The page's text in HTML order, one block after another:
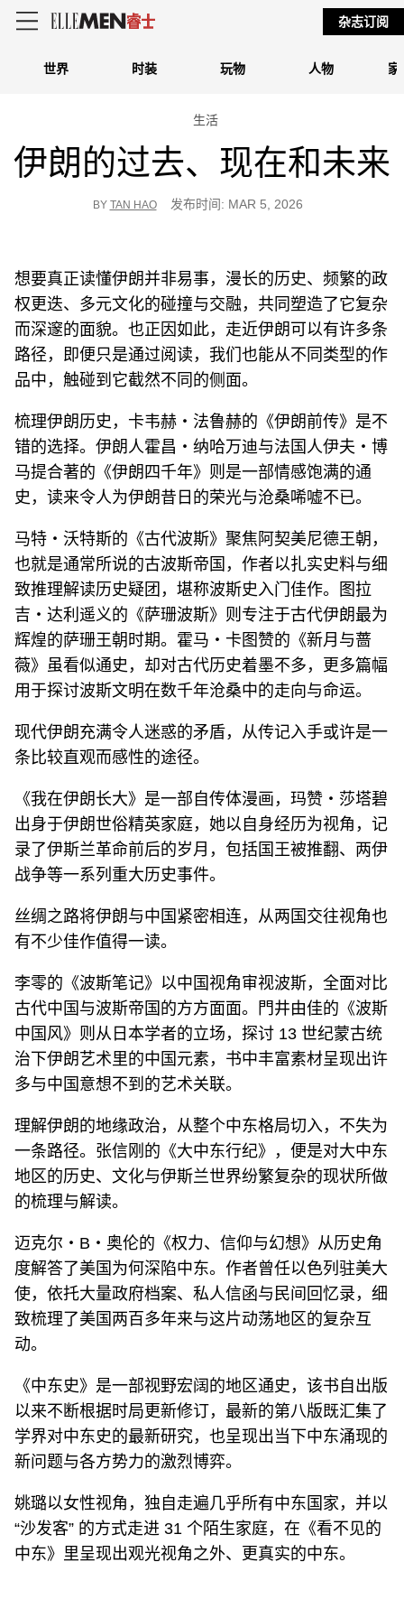
世界 时装 玩物 人物 家
杂志订阅
生活
伊朗的过去、现在和未来
BY TAN HAO 发布时间: MAR 5, 2026
想要真正读懂伊朗并非易事，漫长的历史、频繁的政
权更迭、多元文化的碰撞与交融，共同塑造了它复杂
而深邃的面貌。也正因如此，走近伊朗可以有许多条
路径，即便只是通过阅读，我们也能从不同类型的作
品中，触碰到它截然不同的侧面。
梳理伊朗历史，卡韦赫・法鲁赫的《伊朗前传》是不
错的选择。伊朗人霍昌・纳哈万迪与法国人伊夫・博
马提合著的《伊朗四千年》则是一部情感饱满的通
史，读来令人为伊朗昔日的荣光与沧桑唏嘘不已。
马特・沃特斯的《古代波斯》聚焦阿契美尼德王朝，
也就是通常所说的古波斯帝国，作者以扎实史料与细
致推理解读历史疑团，堪称波斯史入门佳作。图拉
吉・达利遥义的《萨珊波斯》则专注于古代伊朗最为
辉煌的萨珊王朝时期。霍马・卡图赞的《新月与蔷
薇》虽看似通史，却对古代历史着墨不多，更多篇幅
用于探讨波斯文明在数千年沧桑中的走向与命运。
现代伊朗充满令人迷惑的矛盾，从传记入手或许是一
条比较直观而感性的途径。
《我在伊朗长大》是一部自传体漫画，玛赞・莎塔碧
出身于伊朗世俗精英家庭，她以自身经历为视角，记
录了伊斯兰革命前后的岁月，包括国王被推翻、两伊
战争等一系列重大历史事件。
丝绸之路将伊朗与中国紧密相连，从两国交往视角也
有不少佳作值得一读。
李零的《波斯笔记》以中国视角审视波斯，全面对比
古代中国与波斯帝国的方方面面。門井由佳的《波斯
中国风》则从日本学者的立场，探讨 13 世纪蒙古统
治下伊朗艺术里的中国元素，书中丰富素材呈现出许
多与中国意想不到的艺术关联。
理解伊朗的地缘政治，从整个中东格局切入，不失为
一条路径。张信刚的《大中东行纪》，便是对大中东
地区的历史、文化与伊斯兰世界纷繁复杂的现状所做
的梳理与解读。
迈克尔・B・奥伦的《权力、信仰与幻想》从历史角
度解答了美国为何深陷中东。作者曾任以色列驻美大
使，依托大量政府档案、私人信函与民间回忆录，细
致梳理了美国两百多年来与这片动荡地区的复杂互
动。
《中东史》是一部视野宏阔的地区通史，该书自出版
以来不断根据时局更新修订，最新的第八版既汇集了
学界对中东史的最新研究，也呈现出当下中东涌现的
新问题与各方势力的激烈博弈。
姚璐以女性视角，独自走遍几乎所有中东国家，并以
“沙发客” 的方式走进 31 个陌生家庭，在《看不见的
中东》里呈现出观光视角之外、更真实的中东。